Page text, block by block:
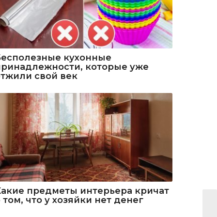
кухонные
которые уже
свой век
предметы интерьера кричат
том, что у хозяйки нет денег